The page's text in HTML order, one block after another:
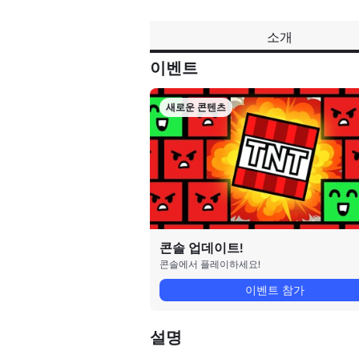
소개
이벤트
새로운 콘텐츠
콘솔 업데이트!
콘솔에서 플레이하세요!
이벤트 참가
설명